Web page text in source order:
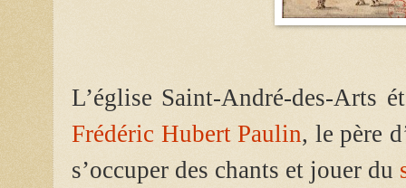
L’église Saint-André-des-Arts
Frédéric Hubert Paulin, le père
s’occuper des chants et jouer du